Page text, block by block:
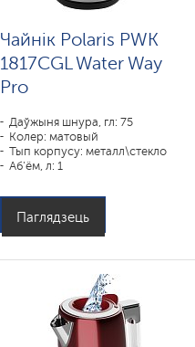
Чайнік Polaris PWK
1817CGL Water Way
Pro
Даўжыня шнура, гл: 75
Колер: матовый
Тып корпусу: металл\стекло
Аб'ём, л: 1
Паглядзець